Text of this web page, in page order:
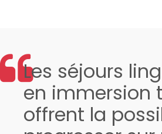
Les séjours
en immersion
offrent la